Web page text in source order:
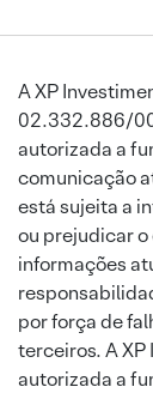
A XP
02.332.886/
autorizada a
comunicação
está sujeita a
ou prejudicar o
informações
por força de
terceiros. A
autorizada a